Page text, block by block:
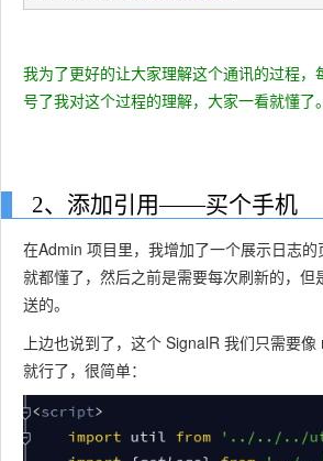
我为了更好的让大家理解这个通讯的过程，
号了我对这个过程的理解，大家一看就懂了。
2、添加引用——买个手机
在Admin 项目里，我增加了一个展示日志
就都懂了，然后之前是需要每次刷新的，但
送的。
上边也说到了，这个 SignalR 我们只需要
就行了，很简单：